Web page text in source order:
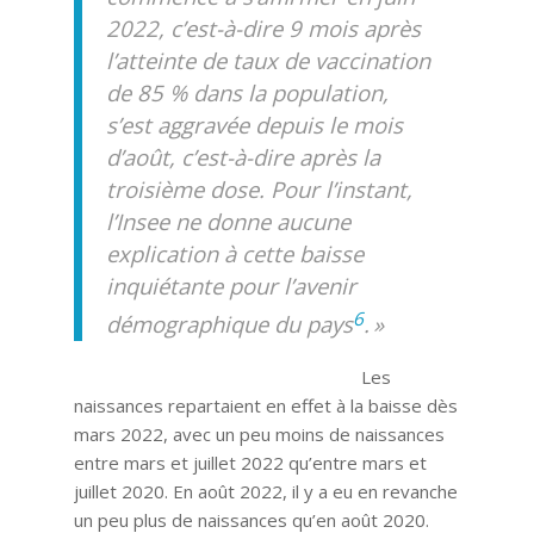
2022, c’est-à-dire 9 mois après
l’atteinte de taux de vaccination
de 85 % dans la population,
s’est aggravée depuis le mois
d’août, c’est-à-dire après la
troisième dose. Pour l’instant,
l’Insee ne donne aucune
explication à cette baisse
inquiétante pour l’avenir
démographique du pays6. »
Les
naissances repartaient en effet à la baisse dès
mars 2022, avec un peu moins de naissances
entre mars et juillet 2022 qu’entre mars et
juillet 2020. En août 2022, il y a eu en revanche
un peu plus de naissances qu’en août 2020.